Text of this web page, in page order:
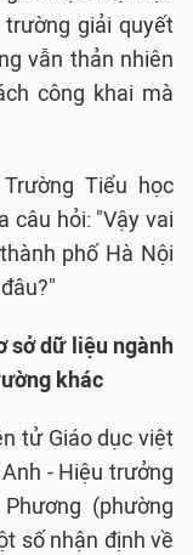
giải quyết
vẫn thản nhiên
công khai mà
Tiểu học
câu hỏi: "Vậy vai
phố Hà Nội
sở dữ liệu ngành
khác
tử Giáo dục việt
- Hiệu trưởng
(phường
số nhận định về